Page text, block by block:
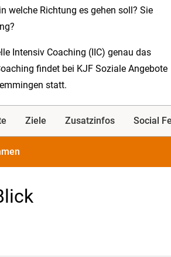
welche Richtung es gehen soll? Sie
Intensiv Coaching (IIC) genau das
findet bei KJF Soziale Angebote
statt.
Ziele Zusatzinfos Social